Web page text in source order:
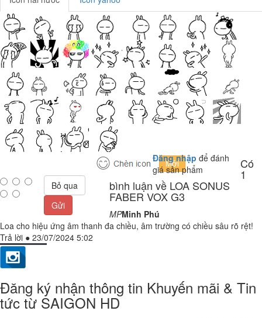
Đăng nhập để đánh
giá sản phẩm
Bỏ qua
Gửi
Có
1
bình luận về LOA SONUS
FABER VOX G3
MPMinh Phú
Loa cho hiệu ứng âm thanh đa chiều, âm trường có chiều sâu rõ rệt!
Trả lời ● 23/07/2024 5:02
Đăng ký nhận thông tin Khuyến mãi & Tin
tức từ SAIGON HD